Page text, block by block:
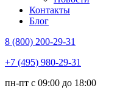
Контакты
Блог
8 (800) 200-29-31
+7 (495) 980-29-31
пн-пт с 09:00 до 18:00